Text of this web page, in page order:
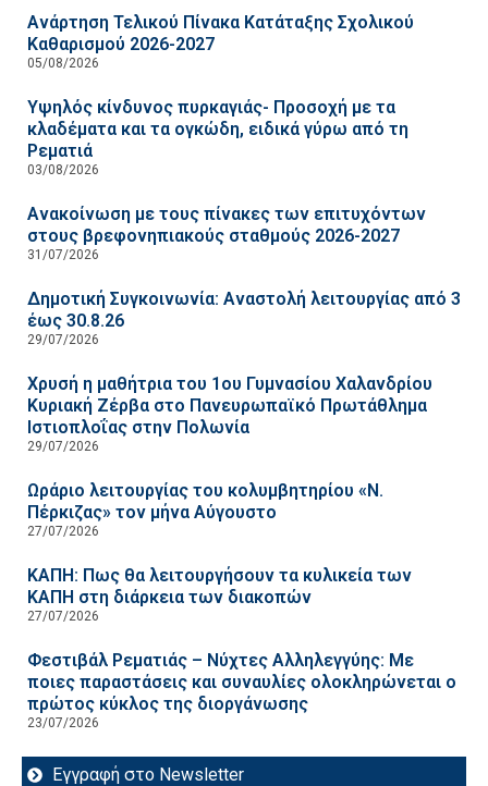
Ανάρτηση Τελικού Πίνακα Κατάταξης Σχολικού
Καθαρισμού 2026-2027
05/08/2026
Υψηλός κίνδυνος πυρκαγιάς- Προσοχή με τα
κλαδέματα και τα ογκώδη, ειδικά γύρω από τη
Ρεματιά
03/08/2026
Ανακοίνωση με τους πίνακες των επιτυχόντων
στους βρεφονηπιακούς σταθμούς 2026-2027
31/07/2026
Δημοτική Συγκοινωνία: Αναστολή λειτουργίας από 3
έως 30.8.26
29/07/2026
Χρυσή η μαθήτρια του 1ου Γυμνασίου Χαλανδρίου
Κυριακή Ζέρβα στο Πανευρωπαϊκό Πρωτάθλημα
Ιστιοπλοΐας στην Πολωνία
29/07/2026
Ωράριο λειτουργίας του κολυμβητηρίου «Ν.
Πέρκιζας» τον μήνα Αύγουστο
27/07/2026
ΚΑΠΗ: Πως θα λειτουργήσουν τα κυλικεία των
ΚΑΠΗ στη διάρκεια των διακοπών
27/07/2026
Φεστιβάλ Ρεματιάς – Νύχτες Αλληλεγγύης: Με
ποιες παραστάσεις και συναυλίες ολοκληρώνεται ο
πρώτος κύκλος της διοργάνωσης
23/07/2026
Εγγραφή στο Newsletter